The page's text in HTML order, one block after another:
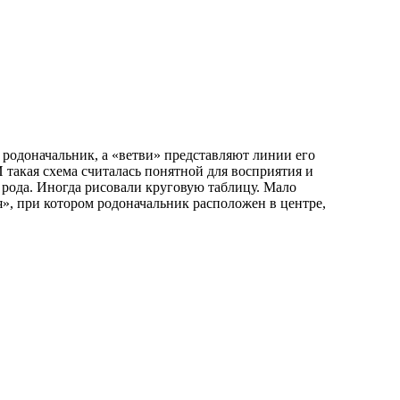
а «ветви» представляют линии его
схема считалась понятной для восприятия и
Иногда рисовали круговую таблицу. Мало
при котором родоначальник расположен в центре,